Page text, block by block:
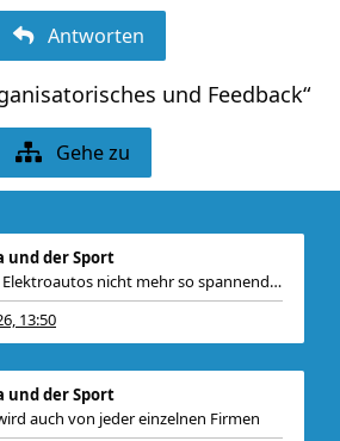
Antworten
und Feedback“
Gehe zu
und der Sport
Brennende Elektroautos nicht mehr so spannend? D
13:50
und der Sport
auch von jeder einzelnen Firmen